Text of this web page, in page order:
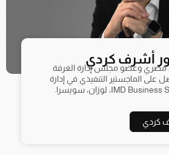
أشرف كردي
مصري وعضو مجلس إدارة الغرفة
على الماجستير التنفيذي في إدارة
كردي